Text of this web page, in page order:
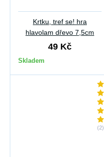
Krtku, tref se! hra
hlavolam dřevo 7,5cm
49 Kč
Skladem
(2)